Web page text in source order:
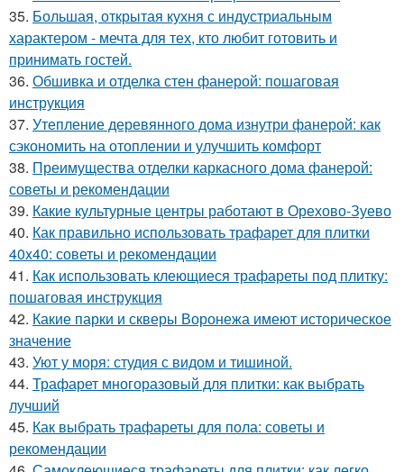
35. Большая, открытая кухня с индустриальным
характером - мечта для тех, кто любит готовить и
принимать гостей.
36. Обшивка и отделка стен фанерой: пошаговая
инструкция
37. Утепление деревянного дома изнутри фанерой: как
сэкономить на отоплении и улучшить комфорт
38. Преимущества отделки каркасного дома фанерой:
советы и рекомендации
39. Какие культурные центры работают в Орехово-Зуево
40. Как правильно использовать трафарет для плитки
40x40: советы и рекомендации
41. Как использовать клеющиеся трафареты под плитку:
пошаговая инструкция
42. Какие парки и скверы Воронежа имеют историческое
значение
43. Уют у моря: студия с видом и тишиной.
44. Трафарет многоразовый для плитки: как выбрать
лучший
45. Как выбрать трафареты для пола: советы и
рекомендации